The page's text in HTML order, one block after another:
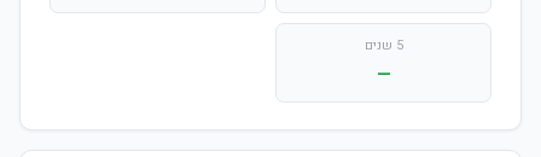
5 שנים
—